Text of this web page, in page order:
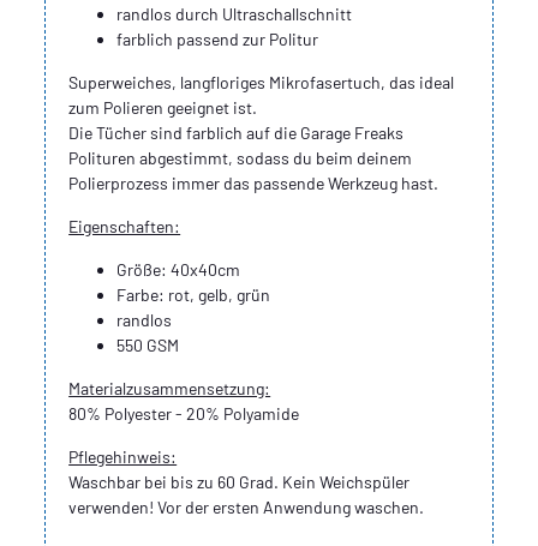
randlos durch Ultraschallschnitt
farblich passend zur Politur
Superweiches, langfloriges Mikrofasertuch, das ideal
zum Polieren geeignet ist.
Die Tücher sind farblich auf die Garage Freaks
Polituren abgestimmt, sodass du beim deinem
Polierprozess immer das passende Werkzeug hast.
Eigenschaften:
Größe: 40x40cm
Farbe: rot, gelb, grün
randlos
550 GSM
Materialzusammensetzung:
80% Polyester - 20% Polyamide
Pflegehinweis:
Waschbar bei bis zu 60 Grad. Kein Weichspüler
verwenden! Vor der ersten Anwendung waschen.